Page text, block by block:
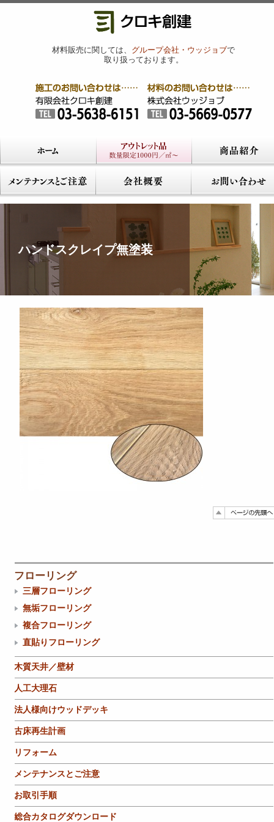
材料販売に関しては、 グループ会社・ウッジョブで
取り扱っております。
ハンドスクレイプ無塗装
フローリング
三層フローリング
無垢フローリング
複合フローリング
直貼りフローリング
木質天井／壁材
人工大理石
法人様向けウッドデッキ
古床再生計画
リフォーム
メンテナンスとご注意
お取引手順
総合カタログダウンロード